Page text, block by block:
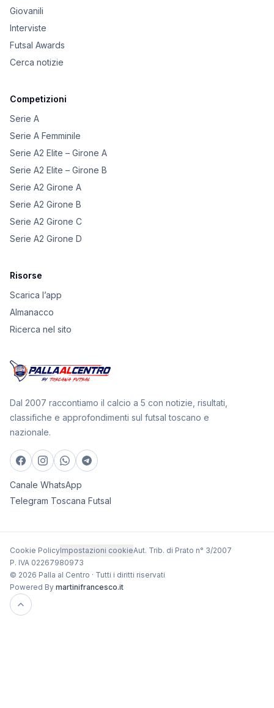
Giovanili
Interviste
Futsal Awards
Cerca notizie
Competizioni
Serie A
Serie A Femminile
Serie A2 Elite – Girone A
Serie A2 Elite – Girone B
Serie A2 Girone A
Serie A2 Girone B
Serie A2 Girone C
Serie A2 Girone D
Risorse
Scarica l’app
Almanacco
Ricerca nel sito
Dal 2007 raccontiamo il calcio a 5 con notizie, risultati,
classifiche e approfondimenti sul futsal toscano e
nazionale.
Canale WhatsApp
Telegram Toscana Futsal
Cookie PolicyImpostazioni cookieAut. Trib. di Prato n° 3/2007
P. IVA 02267980973
© 2026 Palla al Centro · Tutti i diritti riservati
Powered By martinifrancesco.it